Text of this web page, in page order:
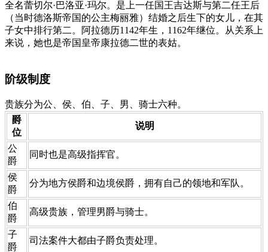
全名蕾切尔·巴洛亚·玛尔。是上一任国王吉达斯与第二任王后
（当时德洛斯帝国的公主梅丽雅）结婚之后生下的女儿，在其
子女中排行第二。阿拉德历1142年生，1162年继位。从关系上
来说，她也是帝国皇帝康拉德二世的表姑。
阶级制度
贵族分为公、侯、伯、子、男、骑士六种。
爵
位​
说明​
​公
爵
​同时也是高级指挥官。
​侯
爵
​分为地方侯爵和边境侯爵，拥有自己的领地和军队。
​伯
爵
​高级贵族，管理男爵与骑士。
​子
爵
​司法案件大都由子爵负责处理。